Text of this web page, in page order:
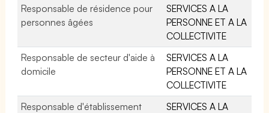
Responsable de résidence pour
personnes âgées
SERVICES A LA
PERSONNE ET A LA
COLLECTIVITE
Responsable de secteur d'aide à
domicile
SERVICES A LA
PERSONNE ET A LA
COLLECTIVITE
Responsable d'établissement
SERVICES A LA